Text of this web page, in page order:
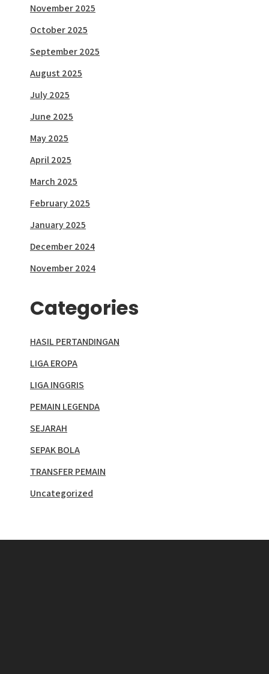
November 2025
October 2025
September 2025
August 2025
July 2025
June 2025
May 2025
April 2025
March 2025
February 2025
January 2025
December 2024
November 2024
Categories
HASIL PERTANDINGAN
LIGA EROPA
LIGA INGGRIS
PEMAIN LEGENDA
SEJARAH
SEPAK BOLA
TRANSFER PEMAIN
Uncategorized